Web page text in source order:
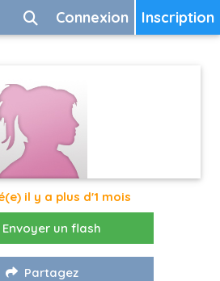
Inscription
Connexion
il y a plus d'1 mois
Envoyer un flash
Partagez